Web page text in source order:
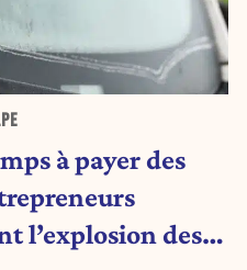
à payer des
l’explosion des